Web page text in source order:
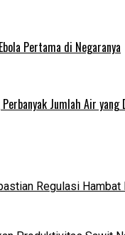
Pertama di Negaranya
Jumlah Air yang
Regulasi